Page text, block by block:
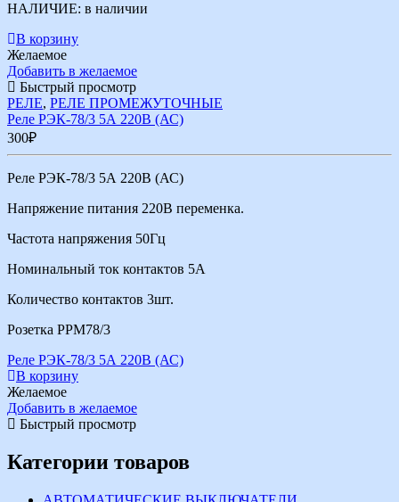
НАЛИЧИЕ: в наличии
В корзину
Желаемое
Добавить в желаемое
Быстрый просмотр
РЕЛЕ, РЕЛЕ ПРОМЕЖУТОЧНЫЕ
Реле РЭК-78/3 5А 220В (АС)
300₽
Реле РЭК-78/3 5А 220В (АС)
Напряжение питания 220В переменка.
Частота напряжения 50Гц
Номинальный ток контактов 5А
Количество контактов 3шт.
Розетка РРМ78/3
Реле РЭК-78/3 5А 220В (АС)
В корзину
Желаемое
Добавить в желаемое
Быстрый просмотр
Категории товаров